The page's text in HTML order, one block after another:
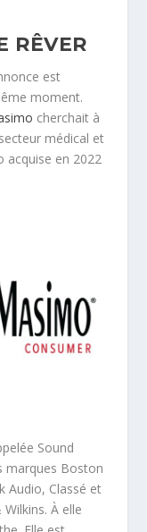
RÊVER
est
moment.
cherchait à
médical et
acquise en 2022
Sound
marques Boston
Audio, Classé et
À elle